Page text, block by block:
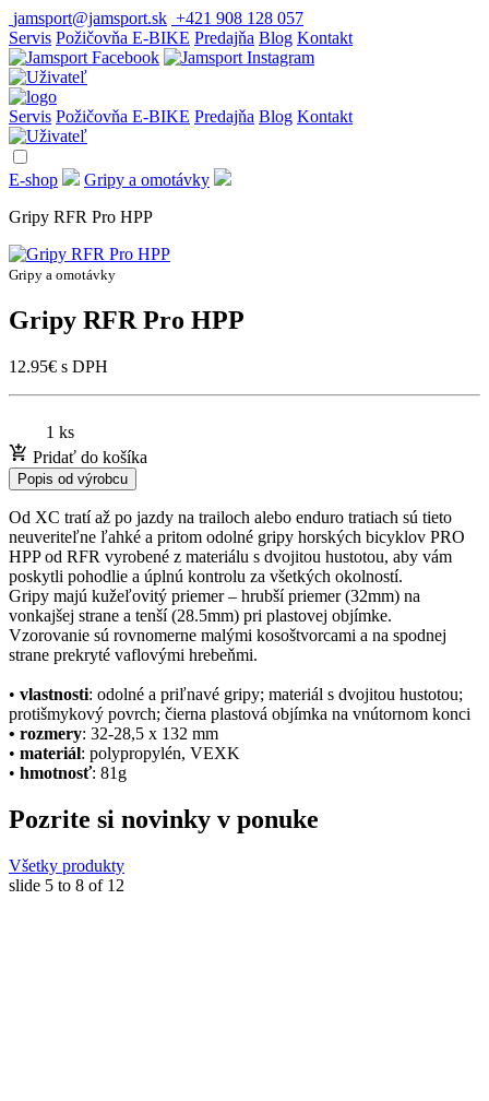
jamsport@jamsport.sk +421 908 128 057
Servis Požičovňa E-BIKE Predajňa Blog Kontakt
Servis Požičovňa E-BIKE Predajňa Blog Kontakt
E-shop
Gripy a omotávky
Gripy RFR Pro HPP
Gripy a omotávky
Gripy RFR Pro HPP
12.95€ s DPH
1 ks
Pridať do košíka
Popis od výrobcu
Od XC tratí až po jazdy na trailoch alebo enduro tratiach sú tieto
neuveriteľne ľahké a pritom odolné gripy horských bicyklov PRO
HPP od RFR vyrobené z materiálu s dvojitou hustotou, aby vám
poskytli pohodlie a úplnú kontrolu za všetkých okolností.
Gripy majú kužeľovitý priemer – hrubší priemer (32mm) na
vonkajšej strane a tenší (28.5mm) pri plastovej objímke.
Vzorovanie sú rovnomerne malými kosoštvorcami a na spodnej
strane prekryté vaflovými hrebeňmi.
• vlastnosti: odolné a priľnavé gripy; materiál s dvojitou hustotou;
protišmykový povrch; čierna plastová objímka na vnútornom konci
• rozmery: 32-28,5 x 132 mm
• materiál: polypropylén, VEXK
• hmotnosť: 81g
Pozrite si novinky v ponuke
Všetky produkty
slide 5 to 8 of 12